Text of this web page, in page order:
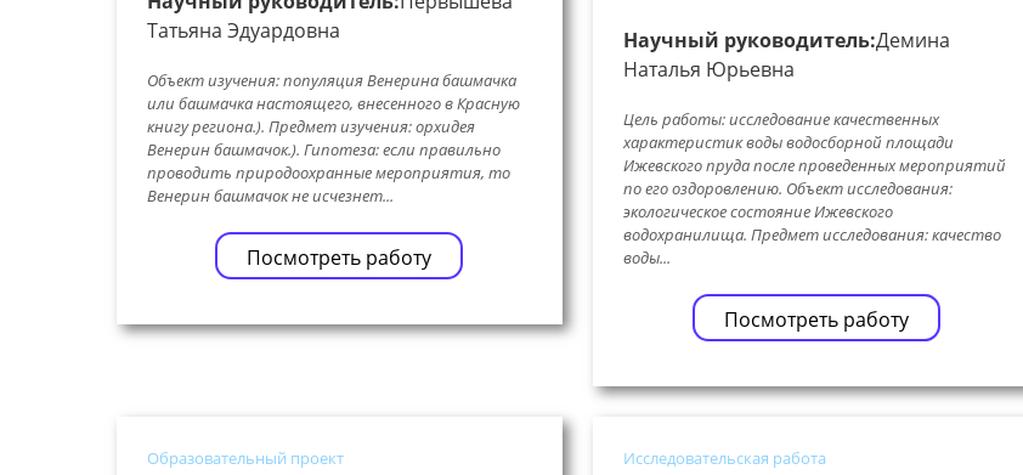
Татьяна Эдуардовна
Объект изучения: популяция Венерина башмачка
или башмачка настоящего, внесенного в Красную
книгу региона.). Предмет изучения: орхидея
Венерин башмачок.). Гипотеза: если правильно
проводить природоохранные мероприятия, то
Венерин башмачок не исчезнет...
Посмотреть работу
Научный руководитель:Демина
Наталья Юрьевна
Цель работы: исследование качественных
характеристик воды водосбоpной площади
Ижевского пруда после проведенных мероприятий
по его оздоровлению. Объект исследования:
экологическое состояние Ижевского
водохранилища. Предмет исследования: качество
воды...
Посмотреть работу
Образовательный проект Исследовательская работа